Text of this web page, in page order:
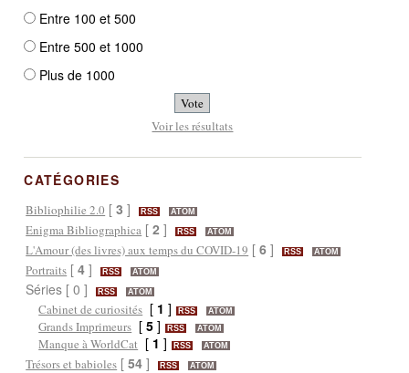
Entre 100 et 500
Entre 500 et 1000
Plus de 1000
Voir les résultats
CATÉGORIES
Bibliophilie 2.0 [3 ] RSS ATOM
Enigma Bibliographica [2 ] RSS ATOM
L'Amour (des livres) aux temps du COVID-19 [6 ] RSS ATOM
Portraits [4 ] RSS ATOM
Séries [ 0 ] RSS ATOM
Cabinet de curiosités [ 1 ] RSS ATOM
Grands Imprimeurs [5 ] RSS ATOM
Manque à WorldCat [ 1 ] RSS ATOM
Trésors et babioles [54 ] RSS ATOM